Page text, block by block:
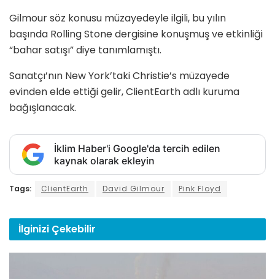
Gilmour söz konusu müzayedeyle ilgili, bu yılın
başında Rolling Stone dergisine konuşmuş ve etkinliği
“bahar satışı” diye tanımlamıştı.
Sanatçı’nın New York’taki Christie’s müzayede
evinden elde ettiği gelir, ClientEarth adlı kuruma
bağışlanacak.
İklim Haber'i Google'da tercih edilen
kaynak olarak ekleyin
Tags: ClientEarth David Gilmour Pink Floyd
İlginizi Çekebilir